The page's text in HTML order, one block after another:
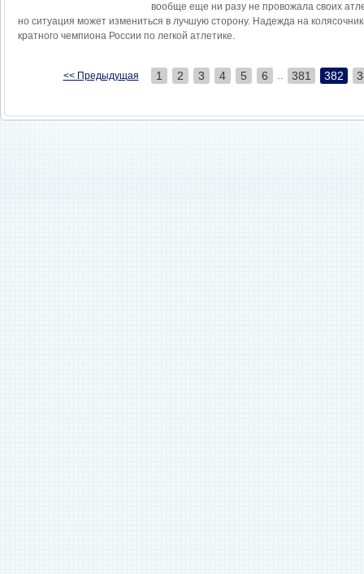
вообще еще ни разу не провожала своих
но ситуация может измениться в лучшую сторону. Надежда на
кратного чемпиона России по легкой атлетике.
<< Предыдущая 1 2 3 4 5 6 381 382